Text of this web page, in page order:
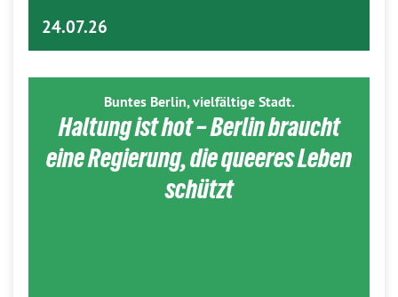
24.07.26
Buntes Berlin, vielfältige Stadt.
Haltung ist hot – Berlin braucht
eine Regierung, die queeres Leben
schützt